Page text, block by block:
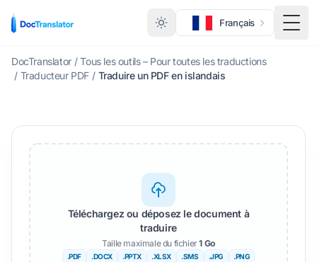
Français
DocTranslator / Tous les outils – Pour toutes les traductions
/ Traducteur PDF / Traduire un PDF en islandais
Téléchargez ou déposez le document à
traduire
Taille maximale du fichier1 Go
.PDF .DOCX .PPTX .XLSX .SMS .JPG
.PNG